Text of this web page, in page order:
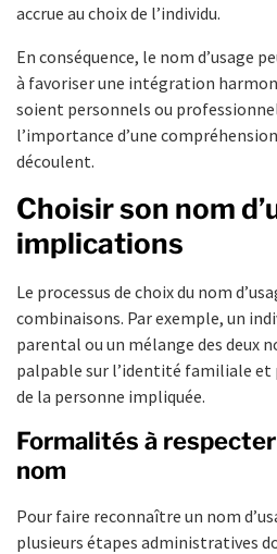
accrue au choix de l’individu.
En conséquence, le nom d’usage
à favoriser une intégration
soient personnels ou
l’importance d’une
découlent.
Choisir son nom
implications
Le processus de choix du nom
combinaisons. Par exemple, un
parental ou un mélange des deux
palpable sur l’identité familiale
de la personne impliquée.
Formalités à
nom
Pour faire reconnaître un nom
plusieurs étapes administratives